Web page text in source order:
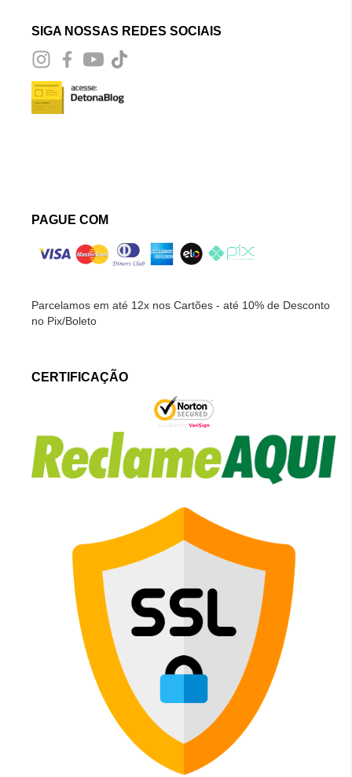
SIGA NOSSAS REDES SOCIAIS
PAGUE COM
Parcelamos em até 12x nos Cartões - até 10% de Desconto
no Pix/Boleto
CERTIFICAÇÃO